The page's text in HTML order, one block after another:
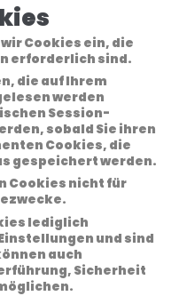
Cookies ein, die
erforderlich sind.
die auf Ihrem
werden
Session-
sobald Sie ihren
Cookies, die
gespeichert werden.
Cookies nicht für
lediglich
und sind
auch
Sicherheit